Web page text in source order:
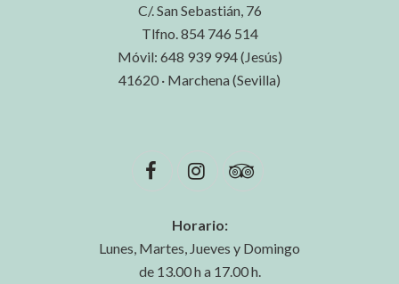
C/. San Sebastián, 76
Tlfno. 854 746 514
Móvil: 648 939 994 (Jesús)
41620 · Marchena (Sevilla)
Horario:
Lunes, Martes, Jueves y Domingo
de 13.00 h a 17.00 h.